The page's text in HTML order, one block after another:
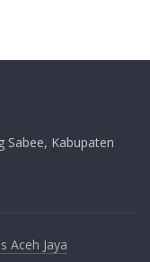
Sabee, Kabupaten
Aceh Jaya